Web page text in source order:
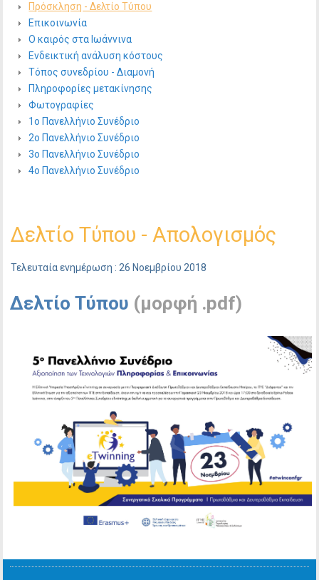
Πρόσκληση - Δελτίο Τύπου
Επικοινωνία
Ο καιρός στα Ιωάννινα
Ενδεικτική ανάλυση κόστους
Τόπος συνεδρίου - Διαμονή
Πληροφορίες μετακίνησης
Φωτογραφίες
1ο Πανελλήνιο Συνέδριο
2ο Πανελλήνιο Συνέδριο
3ο Πανελλήνιο Συνέδριο
4ο Πανελλήνιο Συνέδριο
Δελτίo Τύπου - Απολογισμός
Τελευταία ενημέρωση : 26 Νοεμβρίου 2018
Δελτίο Τύπου (μορφή .pdf)